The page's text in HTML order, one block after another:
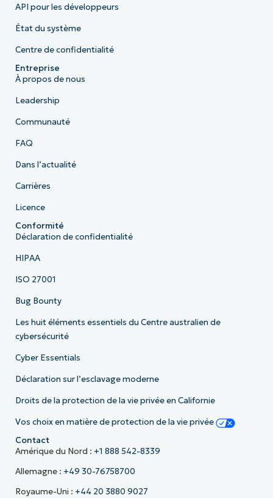
API pour les développeurs
État du système
Centre de confidentialité
Entreprise
À propos de nous
Leadership
Communauté
FAQ
Dans l’actualité
Carrières
Licence
Conformité
Déclaration de confidentialité
HIPAA
ISO 27001
Bug Bounty
Les huit éléments essentiels du Centre australien de
cybersécurité
Cyber Essentials
Déclaration sur l’esclavage moderne
Droits de la protection de la vie privée en Californie
Vos choix en matière de protection de la vie privée
Contact
Amérique du Nord : +1 888 542-8339
Allemagne : +49 30-76758700
Royaume-Uni : +44 20 3880 9027